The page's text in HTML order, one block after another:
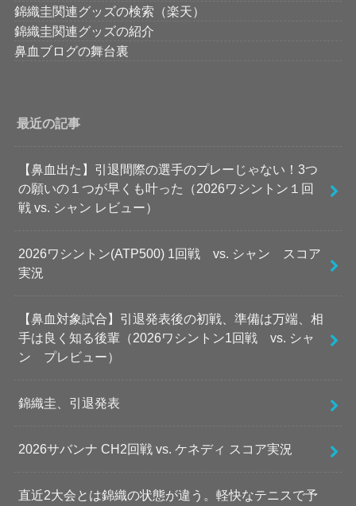
錦織圭関連グッズの検索（楽天）
錦織圭関連グッズの紹介
鼻血ブログの舞台裏
最近の記事
【鼻血出た】引退間際の選手のプレーじゃない！3つ
の願いの１つが早くも叶った（2026ワシントン１回
戦 vs. シャン レビュー）
2026ワシントン(ATP500) 1回戦 vs. シャン スコア
実況
【鼻血対象試合】引退発表後の初戦、準備は万端、相
手は良く知る後輩（2026ワシントン1回戦 vs. シャ
ン プレビュー）
錦織圭、引退発表
2026サバンナ CH2回戦 vs. ケネディ スコア実況
直近2大会とは錦織の状態が違う。軽快なテニスで予